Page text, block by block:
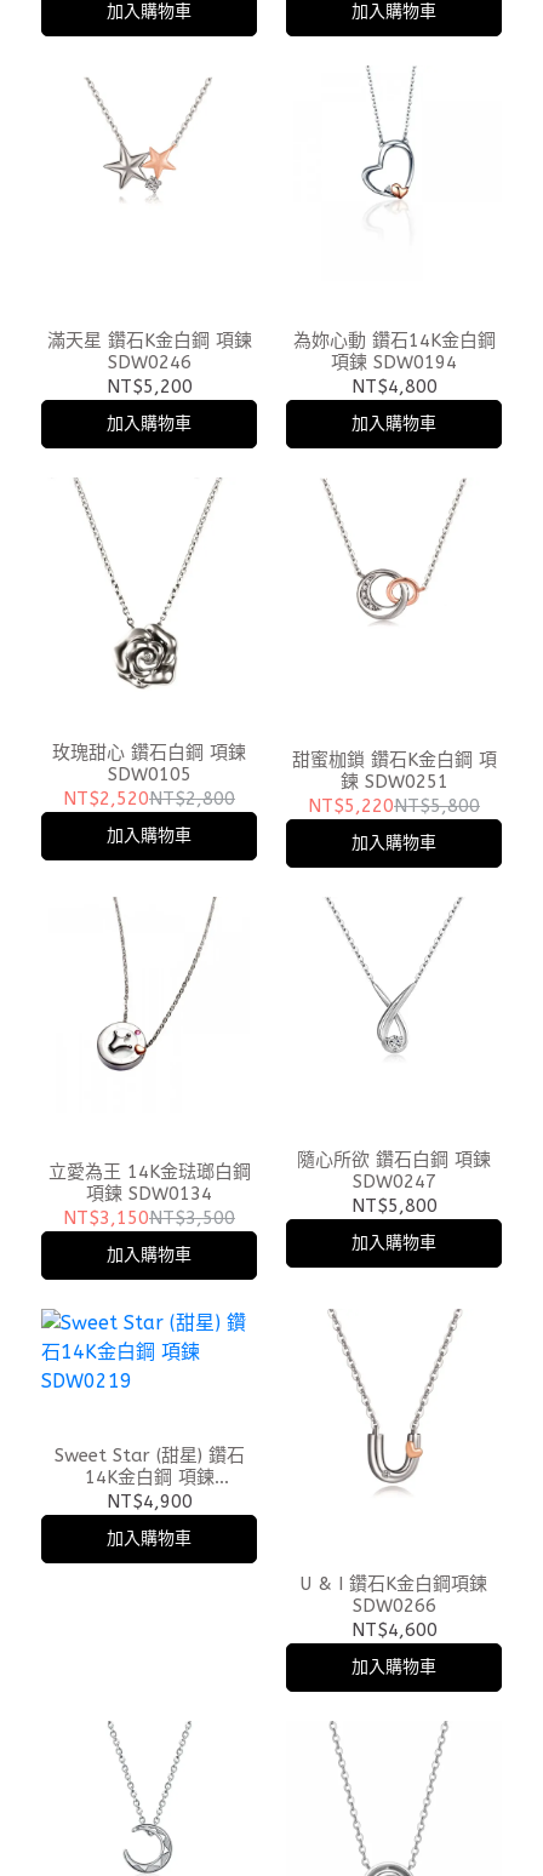
加入購物車 加入購物車
滿天星 鑽石K金白鋼 項鍊
SDW0246
NT$5,200
加入購物車
為妳心動 鑽石14K金白鋼
項鍊 SDW0194
NT$4,800
加入購物車
玫瑰甜心 鑽石白鋼 項鍊
SDW0105
NT$2,520NT$2,800
加入購物車
甜蜜枷鎖 鑽石K金白鋼 項
鍊 SDW0251
NT$5,220NT$5,800
加入購物車
立愛為王 14K金琺瑯白鋼
項鍊 SDW0134
NT$3,150NT$3,500
加入購物車
隨心所欲 鑽石白鋼 項鍊
SDW0247
NT$5,800
加入購物車
Sweet Star (甜星) 鑽石
14K金白鋼 項鍊
SDW0219
NT$4,900
加入購物車
U & I 鑽石K金白鋼項鍊
SDW0266
NT$4,600
加入購物車